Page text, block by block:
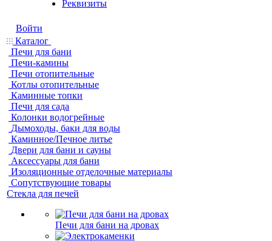
Реквизиты
Войти
Каталог
Печи для бани
Печи-камины
Печи отопительные
Котлы отопительные
Каминные топки
Печи для сада
Колонки водогрейные
Дымоходы, баки для воды
Каминное/Печное литье
Двери для бани и сауны
Аксессуары для бани
Изоляционные отделочные материалы
Сопутствующие товары
Стекла для печей
Печи для бани на дровах